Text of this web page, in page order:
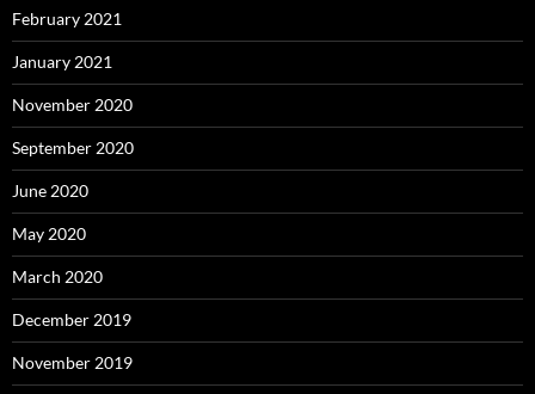
February 2021
January 2021
November 2020
September 2020
June 2020
May 2020
March 2020
December 2019
November 2019